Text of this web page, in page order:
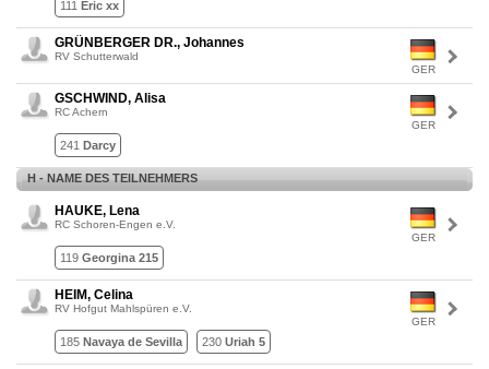
111 Eric xx
GER
GRÜNBERGER DR., Johannes
RV Schutterwald
GER
GSCHWIND, Alisa
RC Achern
241 Darcy
H - NAME DES TEILNEHMERS
GER
HAUKE, Lena
RC Schoren-Engen e.V.
119 Georgina 215
GER
HEIM, Celina
RV Hofgut Mahlspüren e.V.
185 Navaya de Sevilla 230 Uriah 5